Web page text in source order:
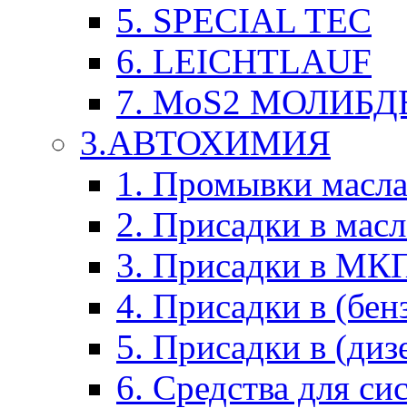
5. SPECIAL TEC
6. LEICHTLAUF
7. MoS2
3.АВТОХИМИЯ
1. Промывки масла
2. Присадки в
3. Присадки в
4. Присадки в
5. Присадки в
6. Средства для